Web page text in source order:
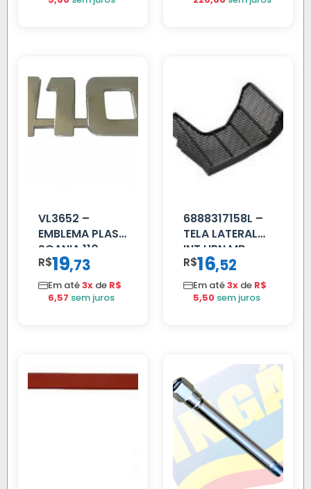
VL3652 –
EMBLEMA PLAST
SCANIA 110
CROMADO
R$19,73
Em até3x de R$
6,57 sem juros
6888317158L –
TELA LATERAL
INT HPN MB
709/MB 1618 LD
TELA
R$16,52
Em até3x de R$
5,50 sem juros